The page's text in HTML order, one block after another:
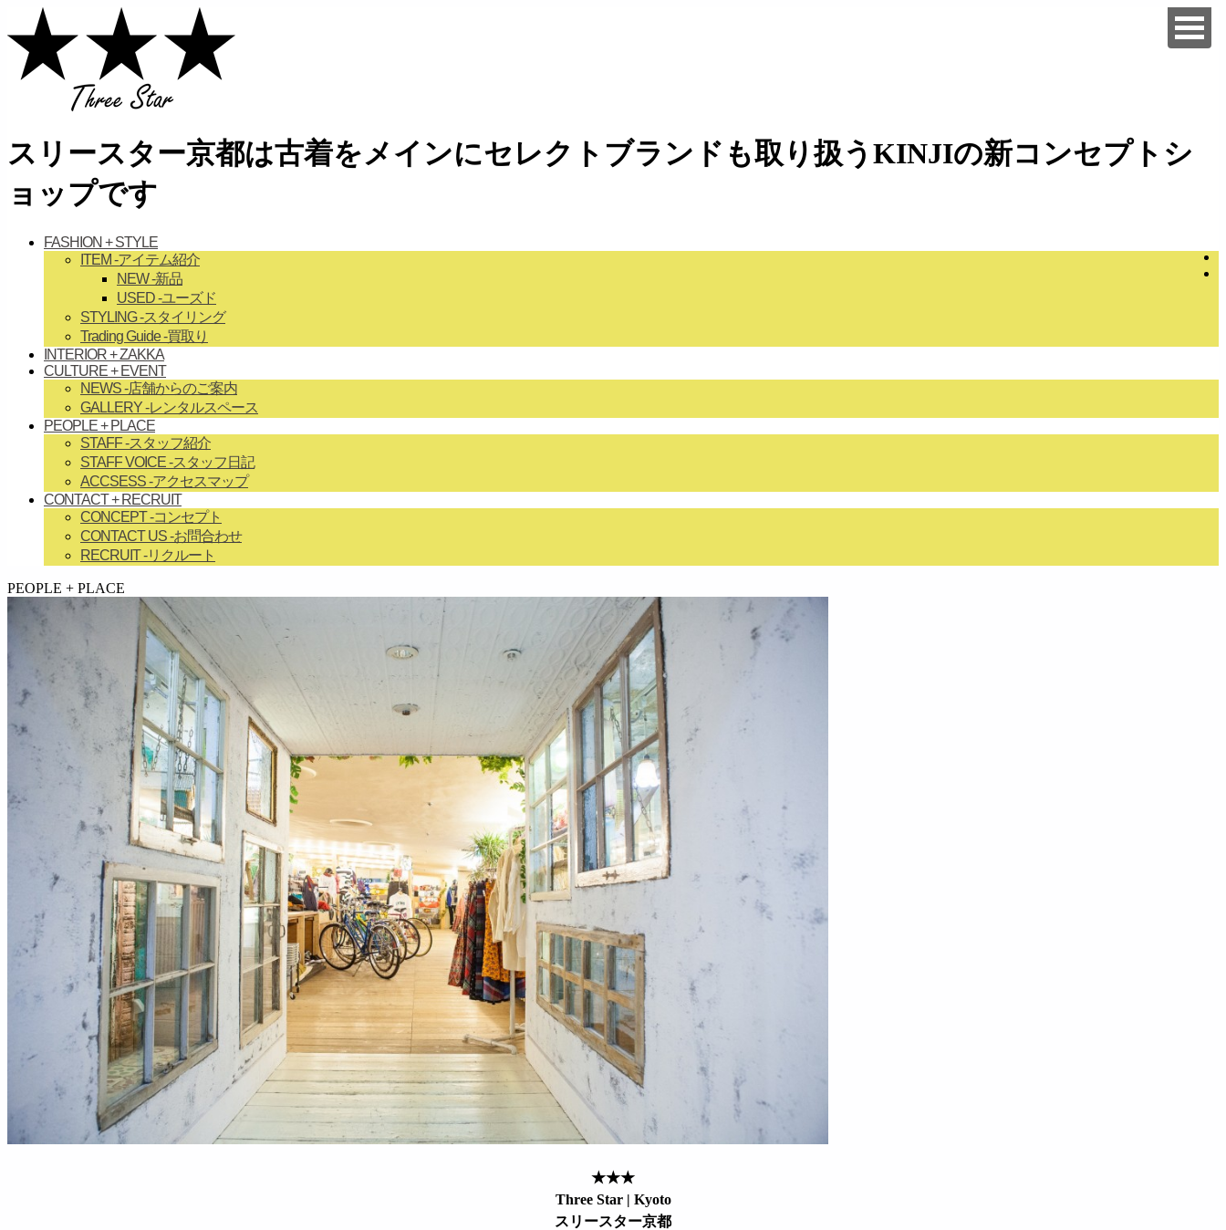
スリースター京都は古着をメインにセレクトブランドも取り扱うKINJIの新コンセプトシ
ョップです
FASHION + STYLE
ITEM -アイテム紹介
NEW-新品
USED-ユーズド
STYLING-スタイリング
Trading Guide-買取り
INTERIOR + ZAKKA
CULTURE + EVENT
NEWS-店舗からのご案内
GALLERY-レンタルスペース
PEOPLE + PLACE
STAFF-スタッフ紹介
STAFF VOICE-スタッフ日記
ACCSESS-アクセスマップ
CONTACT + RECRUIT
CONCEPT-コンセプト
CONTACT US-お問合わせ
RECRUIT-リクルート
займ на карту онлайн без отказа
PEOPLE + PLACE
★★★
Three Star | Kyoto
スリースター京都